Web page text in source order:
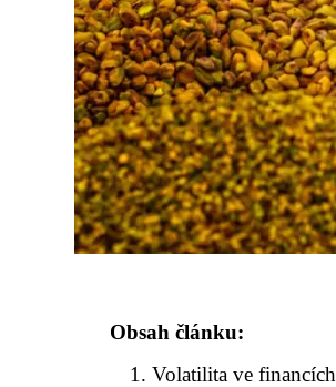
Obsah článku:
Volatilita ve financích